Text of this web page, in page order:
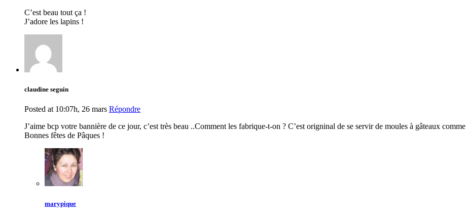
C’est beau tout ça !
J’adore les lapins !
claudine seguin
Posted at 10:07h, 26 mars Répondre
J’aime bcp votre bannière de ce jour, c’est très beau ..Comment les fabrique-t-on ? C’est origninal de se servir de moules à gâteaux
Bonnes fêtes de Pâques !
marypique